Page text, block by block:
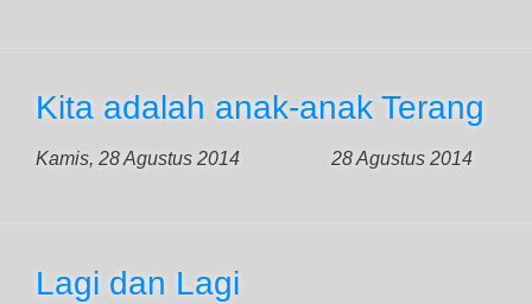
Kita adalah anak-anak Terang
Kamis, 28 Agustus 2014 28 Agustus 2014
Lagi dan Lagi